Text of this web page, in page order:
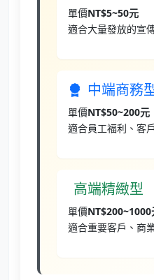
單價NT$5~50元
適合大量發放的宣
中端商務
單價NT$50~200元
適合員工福利、客
高端精緻型
單價NT$200~1000
適合重要客戶、商